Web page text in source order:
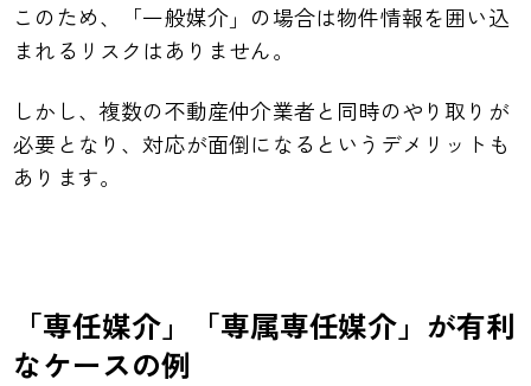
このため、「一般媒介」の場合は物件情報を囲い込
まれるリスクはありません。
しかし、複数の不動産仲介業者と同時のやり取りが
必要となり、対応が面倒になるというデメリットも
あります。
「専任媒介」「専属専任媒介」が有利
なケースの例